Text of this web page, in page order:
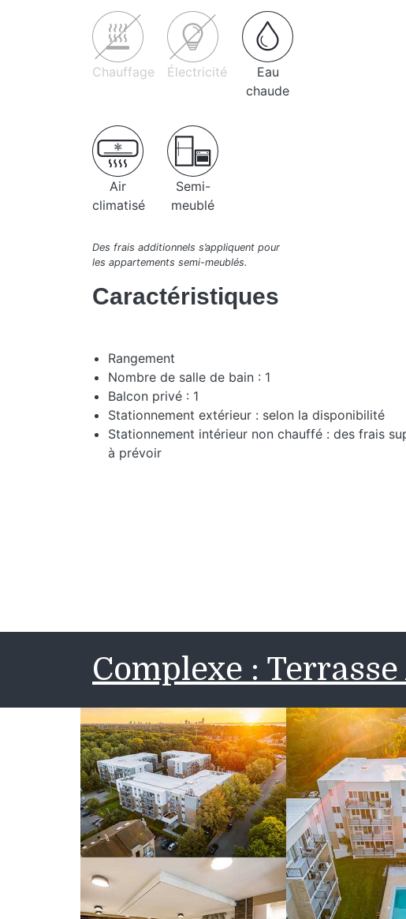
Chauffage Électricité
Eau
chaude
Air
climatisé
Semi-
meublé
Des frais additionnels s’appliquent pour
les appartements semi-meublés.
Caractéristiques
Rangement
Nombre de salle de bain : 1
Balcon privé : 1
Stationnement extérieur : selon la disponibilité
Stationnement intérieur non chauffé : des frais
à prévoir
Complexe :